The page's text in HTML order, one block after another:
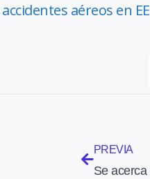
aéreos en
PREVIA